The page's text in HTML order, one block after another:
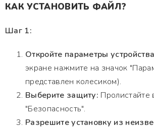
КАК УСТАНОВИТЬ ФАЙЛ?
Шаг 1:
Откройте параметры
экране нажмите на значок
представлен колесиком).
Выберите защиту: Пролистайте
"Безопасность".
Разрешите установку из